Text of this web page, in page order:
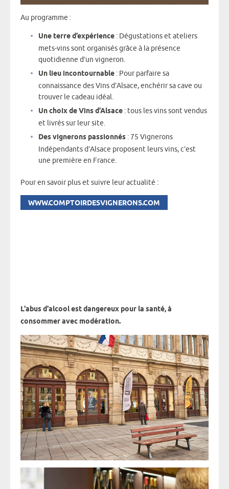
Au programme :
Une terre d’expérience : Dégustations et ateliers
mets-vins sont organisés grâce à la présence
quotidienne d’un vigneron.
Un lieu incontournable : Pour parfaire sa
connaissance des Vins d’Alsace, enchérir sa cave ou
trouver le cadeau idéal.
Un choix de Vins d’Alsace : tous les vins sont vendus
et livrés sur leur site.
Des vignerons passionnés : 75 Vignerons
Indépendants d’Alsace proposent leurs vins, c’est
une première en France.
Pour en savoir plus et suivre leur actualité :
WWW.COMPTOIRDESVIGNERONS.COM
L'abus d'alcool est dangereux pour la santé, à
consommer avec modération.